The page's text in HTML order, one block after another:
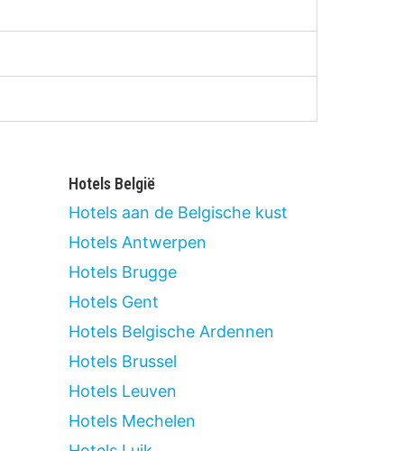
Hotels België
Hotels aan de Belgische kust
Hotels Antwerpen
Hotels Brugge
Hotels Gent
Hotels Belgische Ardennen
Hotels Brussel
Hotels Leuven
Hotels Mechelen